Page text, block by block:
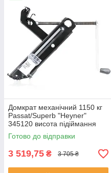
Домкрат механічний 1150 кг
Passat/Superb "Heyner"
345120 висота підіймання
104-385мм
Готово до відправки
3 519,75 ₴ 3 705 ₴